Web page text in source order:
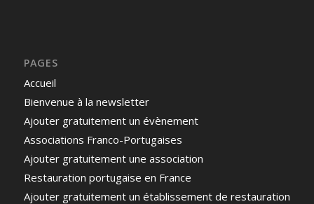
PAGES
Accueil
Bienvenue à la newsletter
Ajouter gratuitement un évènement
Associations Franco-Portugaises
Ajouter gratuitement une association
Restauration portugaise en France
Ajouter gratuitement un établissement de restauration